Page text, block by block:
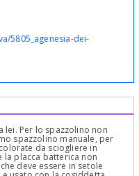
5805_agenesia-dei-
lei. Per lo spazzolino non
spazzolino manuale, per
da sciogliere in
la placca batterica non
deve essere in setole